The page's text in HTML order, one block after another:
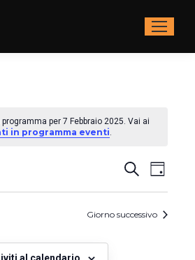
per 7 Febbraio 2025. Vai ai
in programma eventi.
Eventi
Ricerca
e
Cerca
Viste
Giorno
Giorno successivo